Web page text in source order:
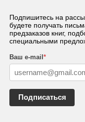
Подпишитесь на
будете получать
предзаказов книг,
специальными
Ваш e-mail *
Подписаться